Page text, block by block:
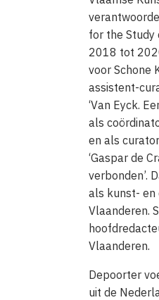
verschijning:
takken, de
fijnmazige
naar de
die vond hij
wandelingen
for the Study
2018 tot
voor Schone
assistent-
‘Van Eyck.
als
en als
‘Gaspar de
verbonden’.
als kunst- en
Vlaanderen.
Vlaanderen.
Depoorter
uit de